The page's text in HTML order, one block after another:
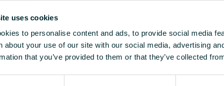
uses cookies
to personalise content and ads, to provide social media
about your use of our site with our social media, advertising
that you’ve provided to them or that they’ve collected